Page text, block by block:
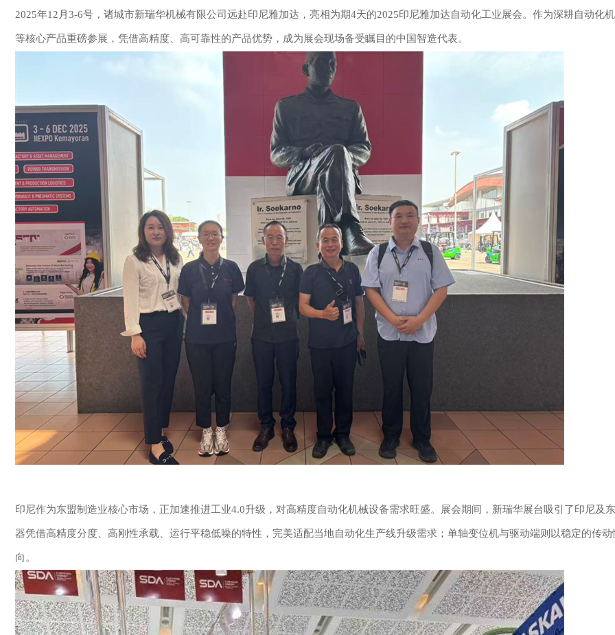
2025年12月3-6号，诸城市新瑞华机械有限公司远赴印尼雅加达，亮相为期4天的2025印尼雅加达自动化工业展会。作为深耕自动化
等核心产品重磅参展，凭借高精度、高可靠性的产品优势，成为展会现场备受瞩目的中国智造代表。
印尼作为东盟制造业核心市场，正加速推进工业4.0升级，对高精度自动化机械设备需求旺盛。展会期间，新瑞华展台吸引了印尼及
器凭借高精度分度、高刚性承载、运行平稳低噪的特性，完美适配当地自动化生产线升级需求；单轴变位机与驱动端则以稳定的传
向。